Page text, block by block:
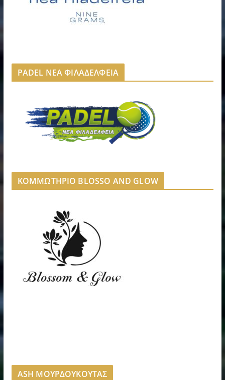
PADEL ΝΕΑ ΦΙΛΑΔΕΛΦΕΙΑ
ΚΟΜΜΩΤΗΡΙΟ BLOSSO AND GLOW
ASH ΜΟΥΡΔΟΥΚΟΥΤΑΣ